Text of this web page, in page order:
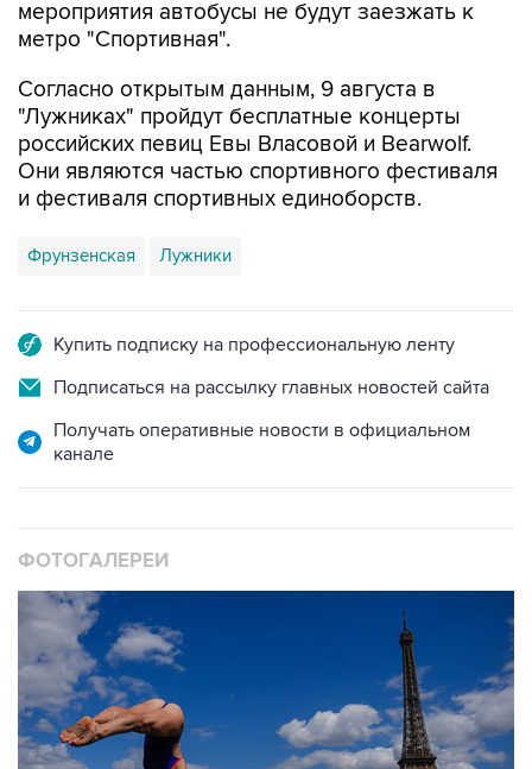
мероприятия автобусы не будут заезжать к
метро "Спортивная".
Согласно открытым данным, 9 августа в
"Лужниках" пройдут бесплатные концерты
российских певиц Евы Власовой и Bearwolf.
Они являются частью спортивного фестиваля
и фестиваля спортивных единоборств.
Фрунзенская Лужники
Купить подписку на профессиональную ленту
Подписаться на рассылку главных новостей сайта
Получать оперативные новости в официальном
канале
ФОТОГАЛЕРЕИ